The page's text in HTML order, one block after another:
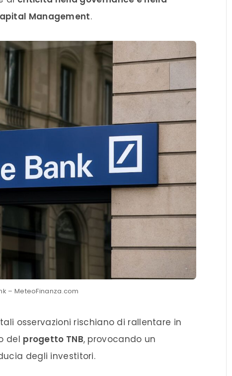
Management.
– MeteoFinanza.com
osservazioni rischiano di rallentare in
del progetto TNB, provocando un
degli investitori.